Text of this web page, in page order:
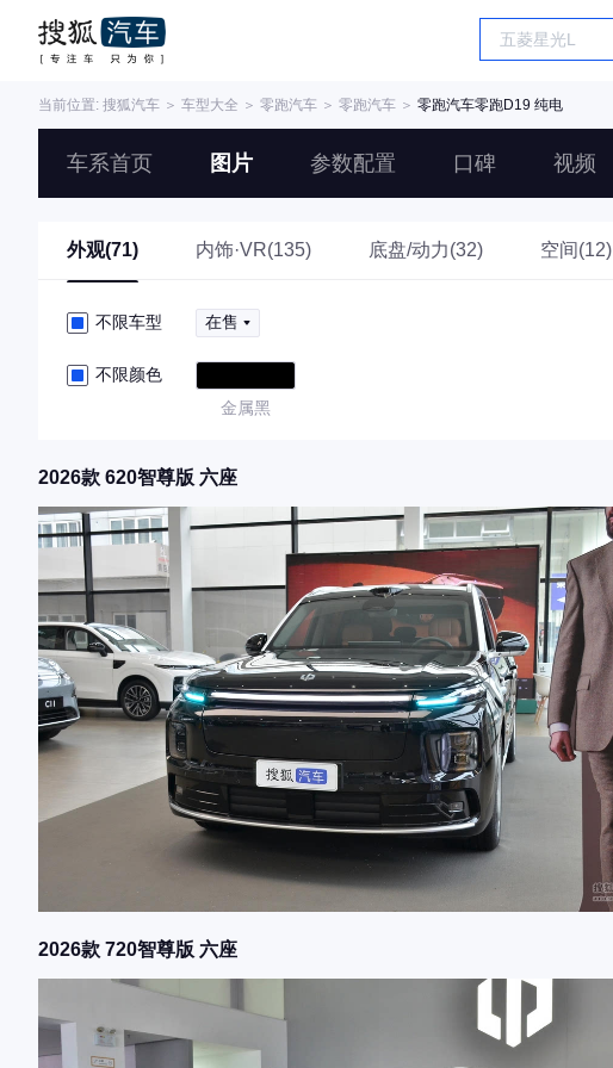
当前位置: 搜狐汽车 ＞ 车型大全 ＞ 零跑汽车 ＞ 零跑汽车 ＞ 零跑汽车零跑D19 纯电
车系首页 图片 参数配置 口碑 视频
外观(71) 内饰·VR(135) 底盘/动力(32) 空间(12)
不限车型 在售
不限颜色
金属黑
2026款 620智尊版 六座
2026款 720智尊版 六座